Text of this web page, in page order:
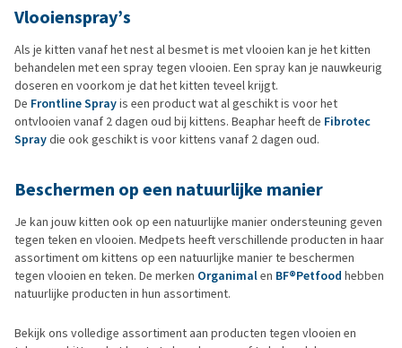
Vlooienspray’s
Als je kitten vanaf het nest al besmet is met vlooien kan je het kitten
behandelen met een spray tegen vlooien. Een spray kan je nauwkeurig
doseren en voorkom je dat het kitten teveel krijgt.
De Frontline Sprayis een product wat al geschikt is voor het
ontvlooien vanaf 2 dagen oud bij kittens. Beaphar heeft de Fibrotec
Spraydie ook geschikt is voor kittens vanaf 2 dagen oud.
Beschermen op een natuurlijke manier
Je kan jouw kitten ook op een natuurlijke manier ondersteuning geven
tegen teken en vlooien. Medpets heeft verschillende producten in haar
assortiment om kittens op een natuurlijke manier te beschermen
tegen vlooien en teken. De merken Organimalen BF®Petfood hebben
natuurlijke producten in hun assortiment.
Bekijk ons volledige assortiment aan producten tegen vlooien en